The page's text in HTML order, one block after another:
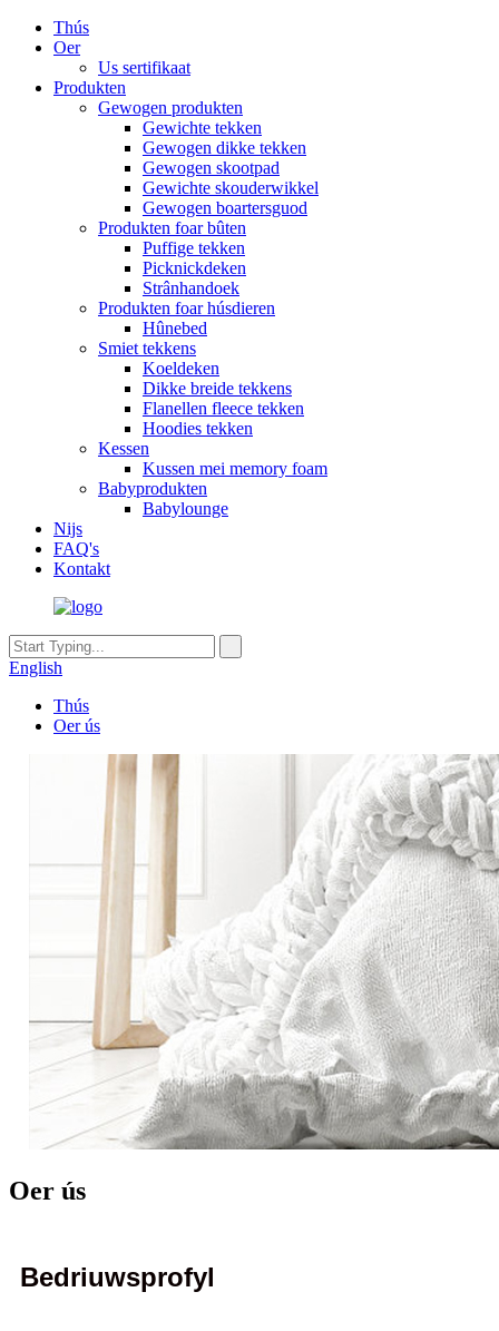
Thús
Oer
Us sertifikaat
Produkten
Gewogen produkten
Gewichte tekken
Gewogen dikke tekken
Gewogen skootpad
Gewichte skouderwikkel
Gewogen boartersguod
Produkten foar bûten
Puffige tekken
Picknickdeken
Strânhandoek
Produkten foar húsdieren
Hûnebed
Smiet tekkens
Koeldeken
Dikke breide tekkens
Flanellen fleece tekken
Hoodies tekken
Kessen
Kussen mei memory foam
Babyprodukten
Babylounge
Nijs
FAQ's
Kontakt
English
Thús
Oer ús
Oer ús
Bedriuwsprofyl